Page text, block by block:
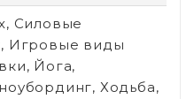
Силовые
Игровые виды
Йога,
Ходьба,